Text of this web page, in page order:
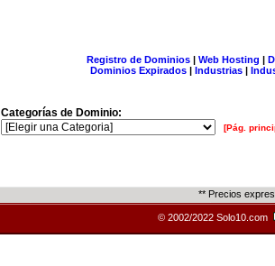
Registro de Dominios| Web Hosting |
Dominios Expirados | Industrias |
Categorías de Dominio:
[Pág.
** Precios
© 2002/2022 Solo10.com